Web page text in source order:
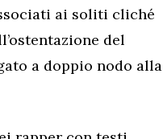
ai soliti cliché
del
a doppio nodo alla